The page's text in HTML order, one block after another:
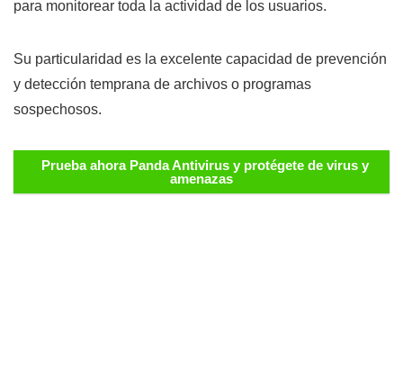
para monitorear toda la actividad de los usuarios.
Su particularidad es la excelente capacidad de prevención
y detección temprana de archivos o programas
sospechosos.
Prueba ahora Panda Antivirus y protégete de virus y
amenazas